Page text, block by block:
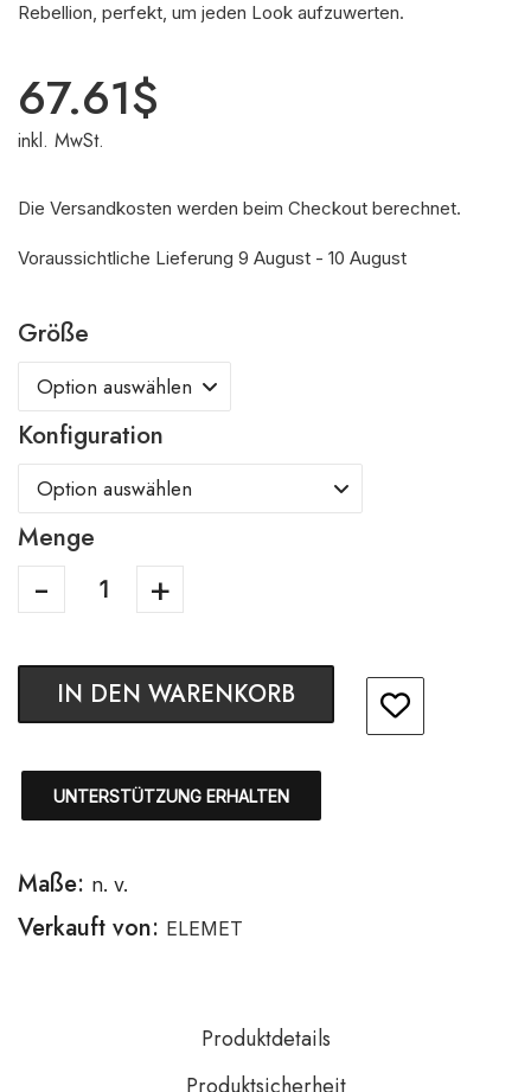
Rebellion, perfekt, um jeden Look aufzuwerten.
67.61$
inkl. MwSt.
Die Versandkosten werden beim Checkout berechnet.
Voraussichtliche Lieferung 9 August - 10 August
Größe
Konfiguration
Menge
IN DEN WARENKORB
UNTERSTÜTZUNG ERHALTEN
Maße: n. v.
Verkauft von: ELEMET
Produktdetails